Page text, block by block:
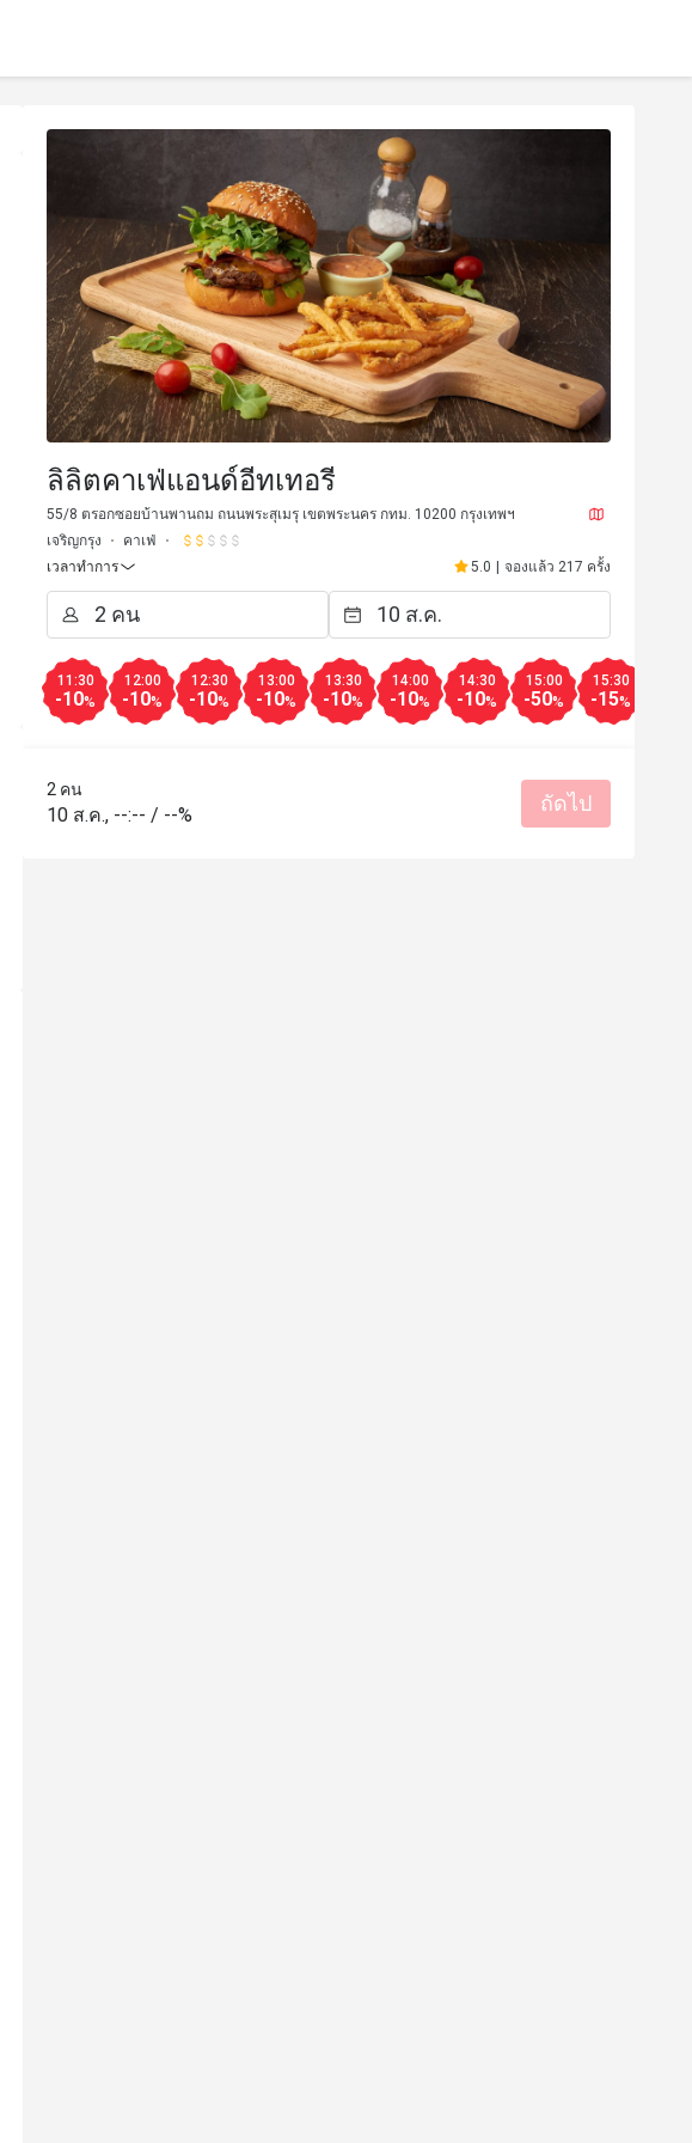
ลิลิตคาเฟ่แอนด์อีทเทอรี
55/8 ตรอกซอยบ้านพานถม ถนนพระสุเมรุ เขตพระนคร กทม. 10200 กรุงเทพฯ
เจริญกรุง
คาเฟ่
เวลาทำการ
5.0 จองแล้ว 217 ครั้ง
11:30
-10%
12:00
-10%
12:30
-10%
13:00
-10%
13:30
-10%
14:00
-10%
14:30
-10%
15:00
-50%
15:30
-15%
2 คน
10 ส.ค., --:-- / --% ถัดไป